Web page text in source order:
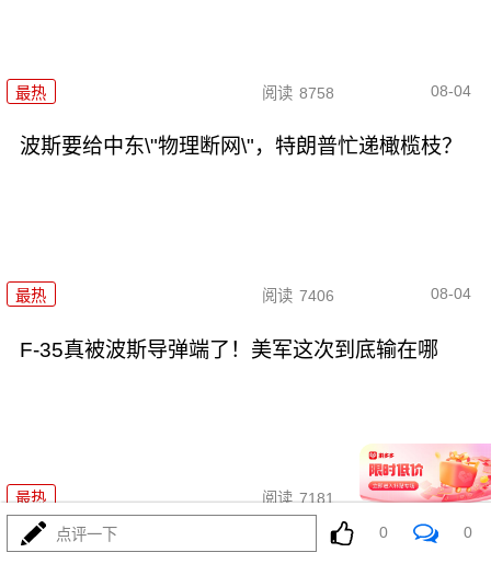
最热 阅读 8758 08-04
波斯要给中东\"物理断网\"，特朗普忙递橄榄枝？
最热 阅读 7406 08-04
F-35真被波斯导弹端了！美军这次到底输在哪
最热 阅读 7181 08-04
算了不打了？特朗普这脚刹车，把全世界都晃吐了
点评一下 0 0